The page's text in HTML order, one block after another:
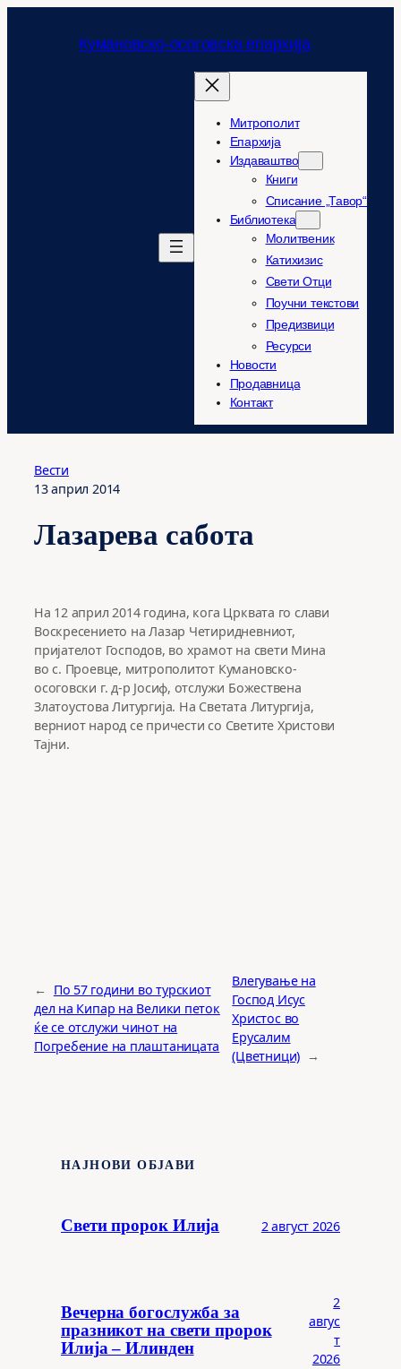
содржината
Кумановско-осоговска епархија
Митрополит
Епархија
Издаваштво
Книги
Списание „Тавор“
Библиотека
Молитвеник
Катихизис
Свети Отци
Поучни текстови
Предизвици
Ресурси
Новости
Продавница
Контакт
Вести
13 април 2014
Лазарева сабота
На 12 април 2014 година, кога Црквата го слави
Воскресението на Лазар Четиридневниот,
пријателот Господов, во храмот на свети Мина
во с. Проевце, митрополитот Кумановско-
осоговски г. д-р Јосиф, отслужи Божествена
Златоустова Литургија. На Светата Литургија,
верниот народ се причести со Светите Христови
Тајни.
←
По 57 години во турскиот
дел на Кипар на Велики петок
ќе се отслужи чинот на
Погребение на плаштаницата
Влегување на
Господ Исус
Христос во
Ерусалим
(Цветници) →
НАЈНОВИ ОБЈАВИ
Свети пророк Илија 2 август 2026
Вечерна богослужба за
празникот на свети пророк
Илија – Илинден
2
авгус
т
2026